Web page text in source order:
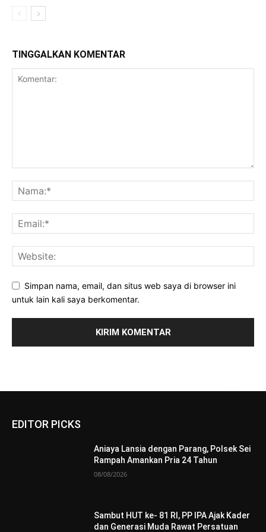
TINGGALKAN KOMENTAR
Simpan nama, email, dan situs web saya di browser ini
untuk lain kali saya berkomentar.
EDITOR PICKS
Aniaya Lansia dengan Parang, Polsek Sei
Rampah Amankan Pria 24 Tahun
08/08/2026
Sambut HUT ke- 81 RI, PP IPA Ajak Kader
dan Generasi Muda Rawat Persatuan